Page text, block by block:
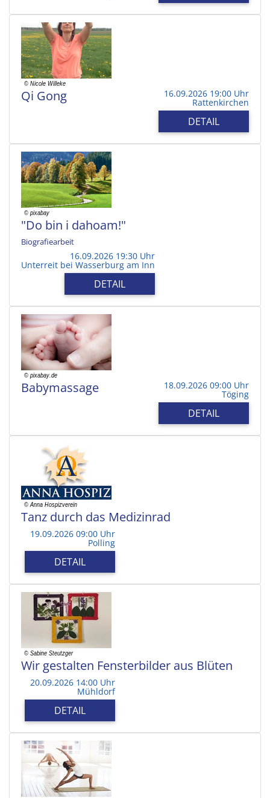
Qi Gong 16.09.2026 19:00 Uhr
Rattenkirchen
DETAIL
"Do bin i dahoam!"
Biografiearbeit
16.09.2026 19:30 Uhr
Unterreit bei Wasserburg am Inn
DETAIL
Babymassage 18.09.2026 09:00 Uhr
Töging
DETAIL
Tanz durch das Medizinrad
19.09.2026 09:00 Uhr
Polling
DETAIL
Wir gestalten Fensterbilder aus Blüten
20.09.2026 14:00 Uhr
Mühldorf
DETAIL